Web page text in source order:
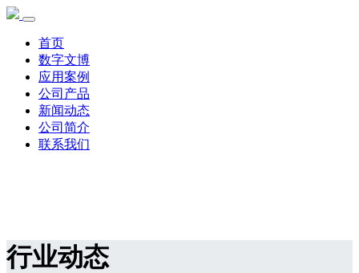
首页
数字文博
应用案例
公司产品
新闻动态
公司简介
联系我们
行业动态